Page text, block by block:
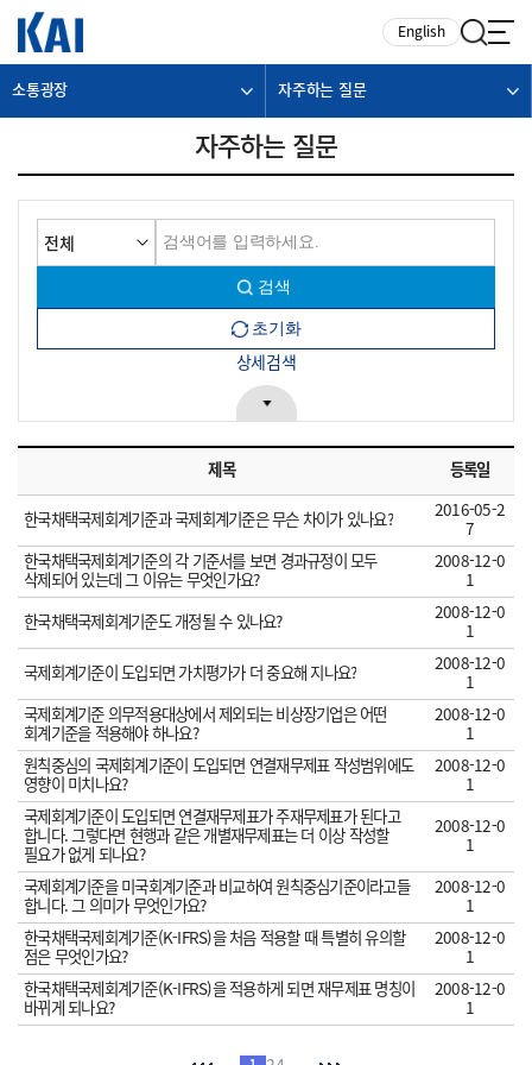
English
소통광장 자주하는 질문
자주하는 질문
상세검색
제목 등록일
한국채택국제회계기준과 국제회계기준은 무슨 차이가 있나요?
2016-05-2
7
한국채택국제회계기준의 각 기준서를 보면 경과규정이 모두
삭제되어 있는데 그 이유는 무엇인가요?
2008-12-0
1
한국채택국제회계기준도 개정될 수 있나요?
2008-12-0
1
국제회계기준이 도입되면 가치평가가 더 중요해 지나요?
2008-12-0
1
국제회계기준 의무적용대상에서 제외되는 비상장기업은 어떤
회계기준을 적용해야 하나요?
2008-12-0
1
원칙중심의 국제회계기준이 도입되면 연결재무제표 작성범위에도
영향이 미치나요?
2008-12-0
1
국제회계기준이 도입되면 연결재무제표가 주재무제표가 된다고
합니다. 그렇다면 현행과 같은 개별재무제표는 더 이상 작성할
필요가 없게 되나요?
2008-12-0
1
국제회계기준을 미국회계기준과 비교하여 원칙중심기준이라고들
합니다. 그 의미가 무엇인가요?
2008-12-0
1
한국채택국제회계기준(K-IFRS)을 처음 적용할 때 특별히 유의할
점은 무엇인가요?
2008-12-0
1
한국채택국제회계기준(K-IFRS)을 적용하게 되면 재무제표 명칭이
바뀌게 되나요?
2008-12-0
1